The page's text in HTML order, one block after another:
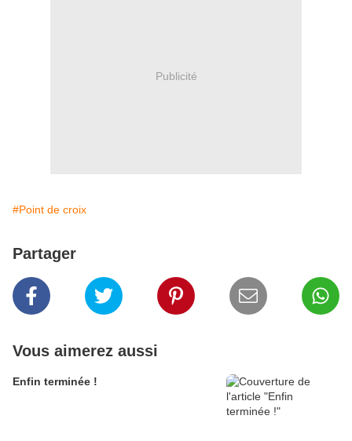
Publicité
#Point de croix
Partager
Vous aimerez aussi
Enfin terminée !